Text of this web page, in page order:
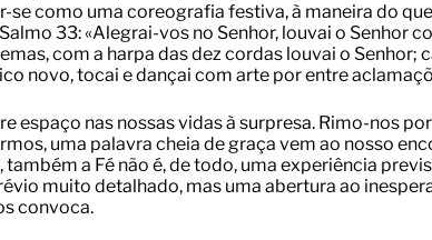
se como uma coreografia festiva, à maneira do que
33: «Alegrai-vos no Senhor, louvai o Senhor
com a harpa das dez cordas louvai o Senhor;
novo, tocai e dançai com arte por entre
espaço nas nossas vidas à surpresa. Rimo-nos
uma palavra cheia de graça vem ao nosso
também a Fé não é, de todo, uma experiência
muito detalhado, mas uma abertura ao
convoca.